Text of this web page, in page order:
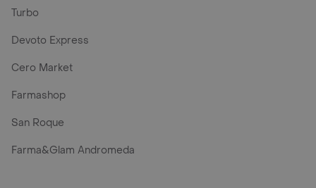
Turbo
Devoto Express
Cero Market
Farmashop
San Roque
Farma&Glam Andromeda